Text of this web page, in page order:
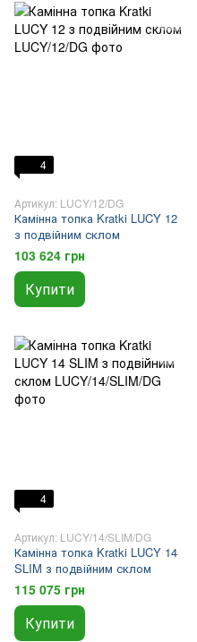
4
Артикул: LUCY/12/DG
Камінна топка Kratki LUCY 12
з подвійним склом
103 624 грн
Купити
4
Артикул: LUCY/14/SLIM/DG
Камінна топка Kratki LUCY 14
SLIM з подвійним склом
115 075 грн
Купити